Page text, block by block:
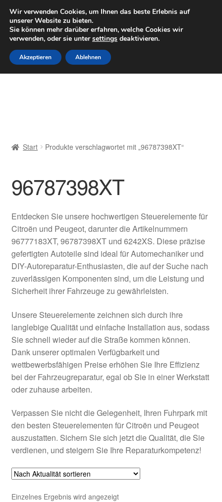
LIEFERUNG ab 6 EUR
Mo–Fr 9–16 Uhr · 0175 7465658
Zur
Navigation
springen
Zum
Inhalt
springen
Datenschutz-Bestimmungen
Impressum
Kasse
Kontakt
Lieferung
Mein Konto
Über uns
Warenkorb
Zahlungen
Start Produkte verschlagwortet mit „96787398XT“
96787398XT
Entdecken Sie unsere hochwertigen Steuerelemente für
Citroën und Peugeot, darunter die Artikelnummern
96777183XT, 96787398XT und 6242XS. Diese präzise
gefertigten Autoteile sind ideal für Automechaniker und
DIY-Autoreparatur-Enthusiasten, die auf der Suche nach
zuverlässigen Komponenten sind, um die Leistung und
Sicherheit ihrer Fahrzeuge zu gewährleisten.
Unsere Steuerelemente zeichnen sich durch ihre
langlebige Qualität und einfache Installation aus, sodass
Sie schnell wieder auf die Straße kommen können.
Dank unserer optimalen Verfügbarkeit und
wettbewerbsfähigen Preise erhöhen Sie Ihre Effizienz
bei der Fahrzeugreparatur, egal ob Sie in einer Werkstatt
oder zuhause arbeiten.
Verpassen Sie nicht die Gelegenheit, Ihren Fuhrpark mit
den besten Steuerelementen für Citroën und Peugeot
auszustatten. Sichern Sie sich jetzt die Qualität, die Sie
verdienen, und steigern Sie Ihre Reparaturkompetenz!
Einzelnes Ergebnis wird angezeigt
Wir verwenden Cookies, um Ihnen das beste Erlebnis auf
unserer Website zu bieten.
Sie können mehr darüber erfahren, welche Cookies wir
verwenden, oder sie untersettings deaktivieren.
Akzeptieren Ablehnen